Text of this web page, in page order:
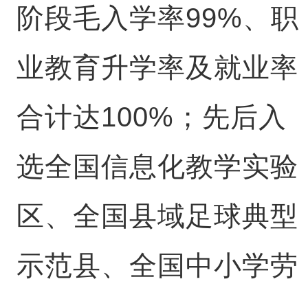
阶段毛入学率99%、职
业教育升学率及就业率
合计达100%；先后入
选全国信息化教学实验
区、全国县域足球典型
示范县、全国中小学劳